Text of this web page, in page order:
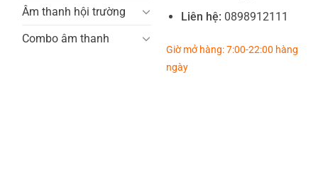
Âm thanh hội trường
Combo âm thanh
Liên hệ: 0898912111
Giờ mở hàng: 7:00-22:00 hàng
ngày